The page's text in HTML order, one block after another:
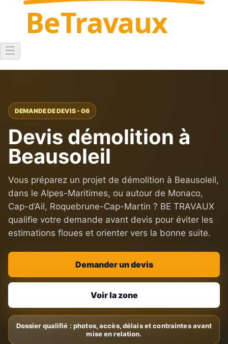
BeTravaux
DEMANDE DE DEVIS - 06
Devis démolition à
Beausoleil
Vous préparez un projet de démolition à Beausoleil,
dans le Alpes-Maritimes, ou autour de Monaco,
Cap-d’Ail, Roquebrune-Cap-Martin ? BE TRAVAUX
qualifie votre demande avant devis pour éviter les
estimations floues et orienter vers la bonne suite.
Demander un devis
Voir la zone